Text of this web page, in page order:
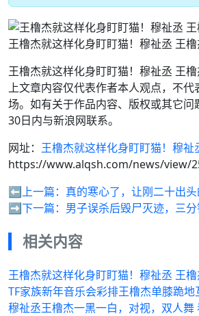
王橹杰就这样化身盯盯猫！穆祉丞 王
王橹杰就这样化身盯盯猫！穆祉丞 王
上文章内容仅代表作者本人观点，不代
场。如有关于作品内容、版权或其它问
30日内与新浪网联系。
网址： 王橹杰就这样化身盯盯猫！穆祉
https://www.alqsh.com/news/view/
⬅️上一篇： 真的寒心了，让刚二十出
➡️下一篇： 男子误杀后毁尸灭迹，三
相关内容
王橹杰就这样化身盯盯猫！穆祉丞 王
TF家族新年音乐会彩排王橹杰单膝跪地
穆祉丞王橹杰一黑一白，对视，双人舞